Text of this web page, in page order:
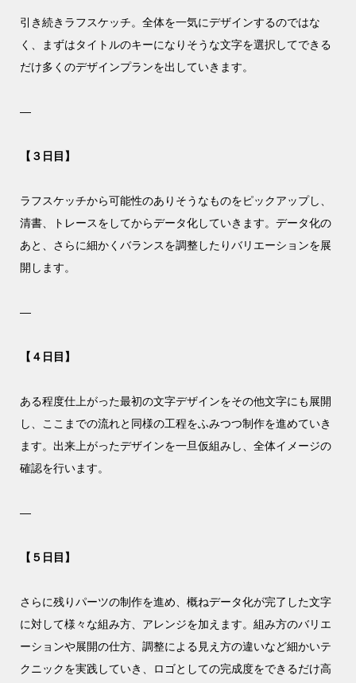
引き続きラフスケッチ。全体を一気にデザインするのではな
く、まずはタイトルのキーになりそうな文字を選択してできる
だけ多くのデザインプランを出していきます。
—
【３日目】
ラフスケッチから可能性のありそうなものをピックアップし、
清書、トレースをしてからデータ化していきます。データ化の
あと、さらに細かくバランスを調整したりバリエーションを展
開します。
—
【４日目】
ある程度仕上がった最初の文字デザインをその他文字にも展開
し、ここまでの流れと同様の工程をふみつつ制作を進めていき
ます。出来上がったデザインを一旦仮組みし、全体イメージの
確認を行います。
—
【５日目】
さらに残りパーツの制作を進め、概ねデータ化が完了した文字
に対して様々な組み方、アレンジを加えます。組み方のバリエ
ーションや展開の仕方、調整による見え方の違いなど細かいテ
クニックを実践していき、ロゴとしての完成度をできるだけ高